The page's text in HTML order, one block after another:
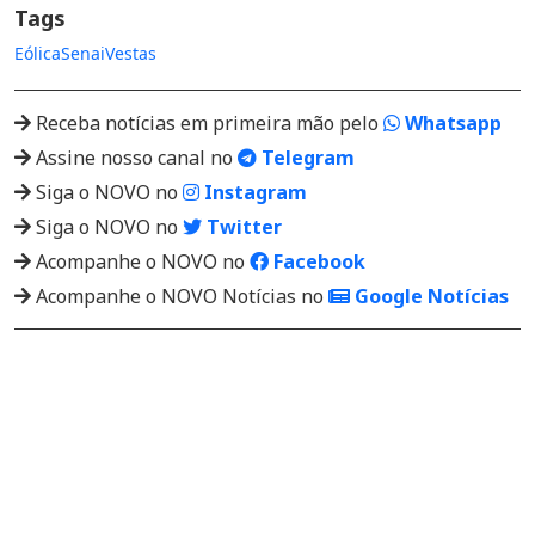
Tags
EólicaSenaiVestas
Receba notícias em primeira mão pelo
Whatsapp
Assine nosso canal no
Telegram
Siga o NOVO no
Instagram
Siga o NOVO no
Twitter
Acompanhe o NOVO no
Facebook
Acompanhe o NOVO Notícias no
Google Notícias